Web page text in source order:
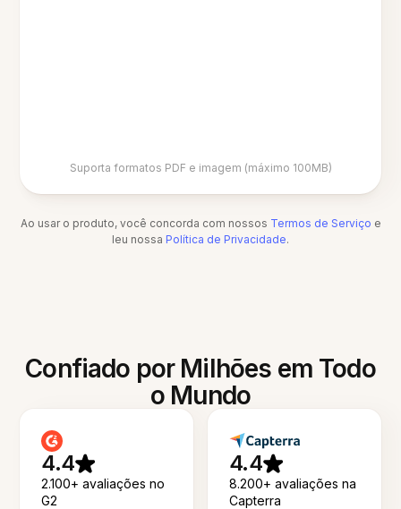
Suporta formatos PDF e imagem (máximo 100MB)
Ao usar o produto, você concorda com nossos Termos de Serviço e
leu nossa Política de Privacidade.
Confiado por Milhões em Todo
o Mundo
4.4
2.100+ avaliações no
G2
4.4
8.200+ avaliações na
Capterra